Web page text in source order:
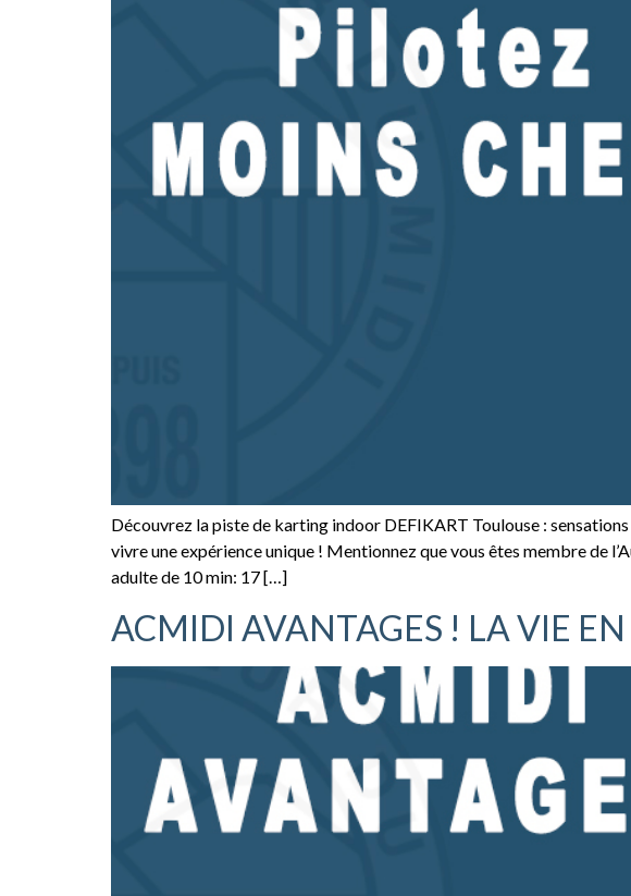
Découvrez la piste de karting indoor DEFIKART Toulouse :
vivre une expérience unique ! Mentionnez que vous êtes membre de
adulte de 10 min: 17 […]
ACMIDI AVANTAGES ! LA VIE